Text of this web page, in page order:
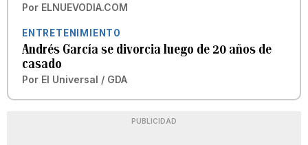
Por ELNUEVODIA.COM
ENTRETENIMIENTO
Andrés García se divorcia luego de 20 años de
casado
Por El Universal / GDA
PUBLICIDAD